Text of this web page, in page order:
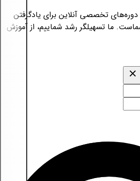
دوره‌های تخصصی آنلاین برای یادگرفتن
ما تسهیلگر رشد شماییم، از آموزش